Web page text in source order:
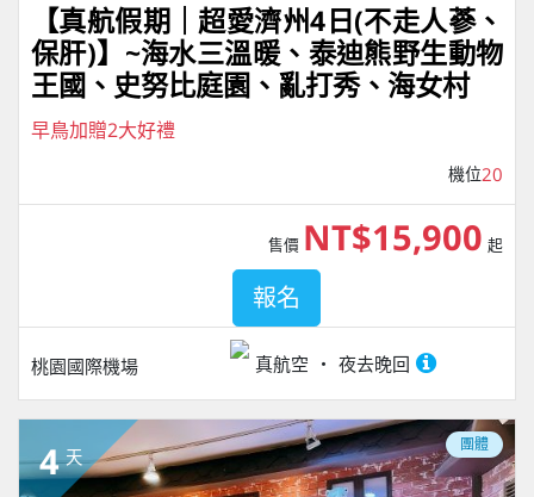
【真航假期｜超愛濟州4⽇(不走人蔘、
保肝)】~海水三溫暖、泰迪熊野⽣動物
王國、史努比庭園、亂打秀、海女村
早鳥加贈2大好禮
機位20
桃園國際機場 真航空 夜去晚回
售價 NT$15,900 起
報名
4 天
團體